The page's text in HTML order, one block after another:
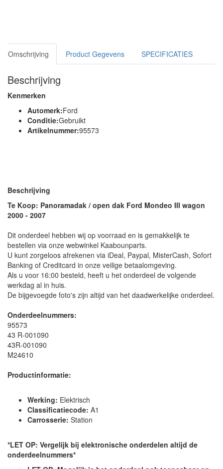
Omschrijving Product Gegevens SPECIFICATIES
Beschrijving
Kenmerken
Automerk:Ford
Conditie:Gebruikt
Artikelnummer:95573
Beschrijving
Te Koop: Panoramadak / open dak Ford Mondeo III wagon
2000 - 2007
Dit onderdeel hebben wij op voorraad en is gemakkelijk te
bestellen via onze webwinkel Kaabounparts.
U kunt zorgeloos afrekenen via iDeal, Paypal, MisterCash, Sofort
Banking of Creditcard in onze veilige betaalomgeving.
Als u voor 16:00 besteld, heeft u het onderdeel de volgende
werkdag al in huis.
De bijgevoegde foto's zijn altijd van het daadwerkelijke onderdeel.
Onderdeelnummers:
95573
43 R-001090
43R-001090
M24610
Productinformatie:
Werking: Elektrisch
Classificatiecode: A1
Carrosserie: Station
*LET OP: Vergelijk bij elektronische onderdelen altijd de
onderdeelnummers*